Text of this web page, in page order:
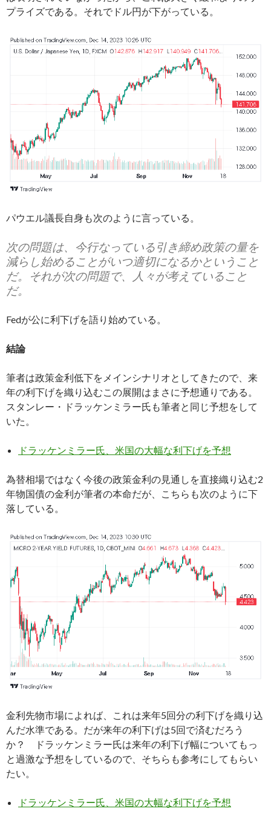
プライズである。それでドル円が下がっている。
パウエル議長自身も次のように言っている。
次の問題は、今行なっている引き締め政策の量を
減らし始めることがいつ適切になるかということ
だ。それが次の問題で、人々が考えていること
だ。
Fedが公に利下げを語り始めている。
結論
筆者は政策金利低下をメインシナリオとしてきたので、来
年の利下げを織り込むこの展開はまさに予想通りである。
スタンレー・ドラッケンミラー氏も筆者と同じ予想をして
いた。
ドラッケンミラー氏、米国の大幅な利下げを予想
為替相場ではなく今後の政策金利の見通しを直接織り込む2
年物国債の金利が筆者の本命だが、こちらも次のように下
落している。
金利先物市場によれば、これは来年5回分の利下げを織り込
んだ水準である。だが来年の利下げは5回で済むだろう
か？ ドラッケンミラー氏は来年の利下げ幅についてもっ
と過激な予想をしているので、そちらも参考にしてもらい
たい。
ドラッケンミラー氏、米国の大幅な利下げを予想